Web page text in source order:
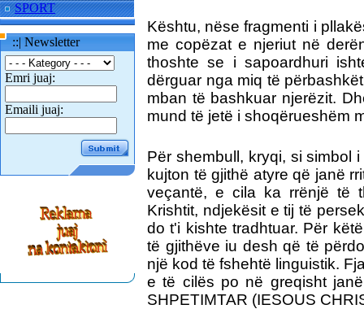
SPORT
::| Newsletter
Emri juaj:
Emaili juaj:
Kështu, nëse fragmenti i
me copëzat e njeriut në
thoshte se i sapoardhuri
dërguar nga miq të
mban të bashkuar njerëzit.
mund të jetë i shoqërueshëm
Për shembull, kryqi, si simbol
kujton të gjithë atyre që janë
veçantë, e cila ka rrënjë të
Krishtit, ndjekësit e tij të
do t'i kishte tradhtuar. Për
të gjithëve iu desh që të
një kod të fshehtë linguistik.
e të cilës po në greqisht
SHPETIMTAR (IESOUS